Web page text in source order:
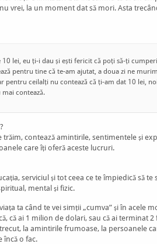
vrei, la un moment dat să mori. Asta
10 lei, eu ți-i dau și ești fericit că poți să-ți
pentru tine că te-am ajutat, a doua zi ne
pentru ceilalți nu contează că ți-am dat 10 lei,
contează.
trăim, contează amintirile, sentimentele și
care îți oferă aceste lucruri.
serviciul și tot ceea ce te împiedică să te
mental și fizic.
ta când te vei simții „cumva” și în acele
că ai 1 milion de dolari, sau că ai terminat
la amintirile frumoase, la persoanele
încă o fac.